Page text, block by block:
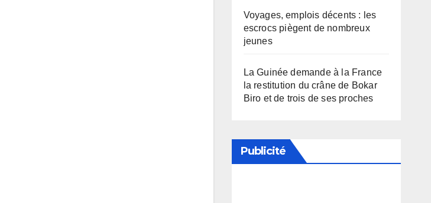
Voyages, emplois décents : les
escrocs piègent de nombreux
jeunes
La Guinée demande à la France
la restitution du crâne de Bokar
Biro et de trois de ses proches
Publicité